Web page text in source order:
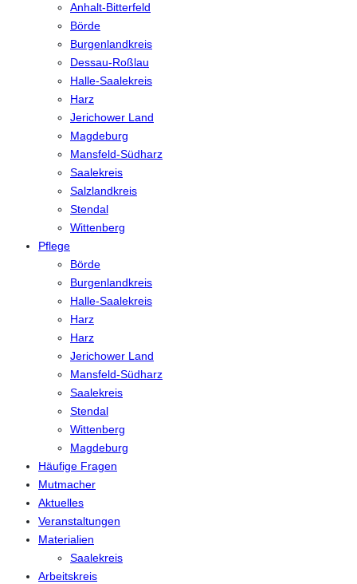
Anhalt-Bitterfeld
Börde
Burgenlandkreis
Dessau-Roßlau
Halle-Saalekreis
Harz
Jerichower Land
Magdeburg
Mansfeld-Südharz
Saalekreis
Salzlandkreis
Stendal
Wittenberg
Pflege
Börde
Burgenlandkreis
Halle-Saalekreis
Harz
Harz
Jerichower Land
Mansfeld-Südharz
Saalekreis
Stendal
Wittenberg
Magdeburg
Häufige Fragen
Mutmacher
Aktuelles
Veranstaltungen
Materialien
Saalekreis
Arbeitskreis